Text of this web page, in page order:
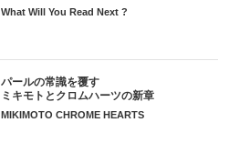
What Will You Read Next ?
パールの常識を覆す
ミキモトとクロムハーツの新章
MIKIMOTO CHROME HEARTS